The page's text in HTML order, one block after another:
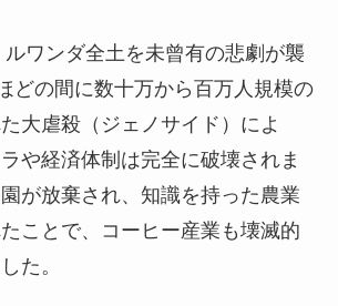
ワンダ全土を未曾有の悲劇が襲
どの間に数十万から百万人規模の
大虐殺（ジェノサイド）によ
や経済体制は完全に破壊されま
が放棄され、知識を持った農業
ことで、コーヒー産業も壊滅的
た。